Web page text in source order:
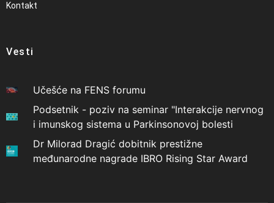
Kontakt
Vesti
Učešće na FENS forumu
Podsetnik - poziv na seminar "Interakcije nervnog
i imunskog sistema u Parkinsonovoj bolesti
Dr Milorad Dragić dobitnik prestižne
međunarodne nagrade IBRO Rising Star Award